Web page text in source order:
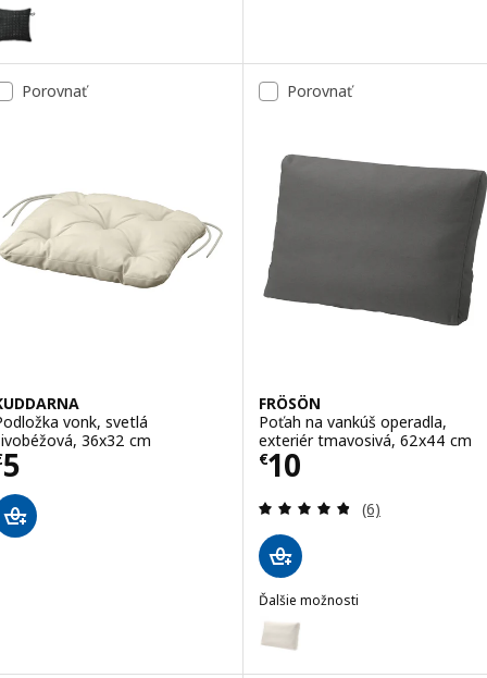
TOFTÖ, Poťah na vankúš, čierna exteriér/použitie vnútri,
Porovnať
vonk, svetlá
36x32 cm
5 € 5
Porovnať
FRÖSÖN
Poťah na vankúš operadla,
exteriér tmavosivá, 62x44 cm
€10
Cena € 10
Prehľad: 4.8 z
(6)
Ďalšie možnosti
FRÖSÖN
Voliteľné: FRÖSÖN, Poťah na